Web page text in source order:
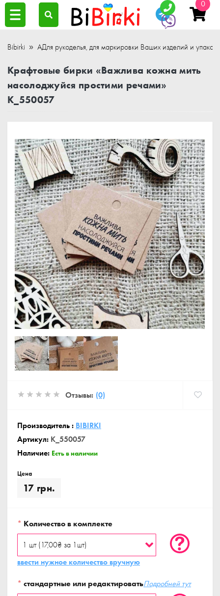
0
Bibirki АДля рукоделья, для маркировки Ваших изделий и
Крафтовые бирки «Важлива кожна мить
насолоджуйся простими речами»
K_550057
Отзывы: (0)
Производитель : BIBIRKI
Артикул: K_550057
Наличие: Есть в наличии
Цена
17 грн.
* Количество в комплекте
ввести нужное количество вручную
* стандартные или редактироватьПодробней тут